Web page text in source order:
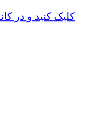
کلیک کنید و در